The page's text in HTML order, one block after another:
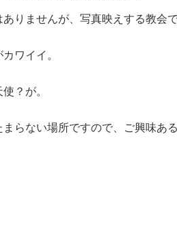
ありませんが、写真映えする教会
ワイイ。
？が。
らない場所ですので、ご興味あ